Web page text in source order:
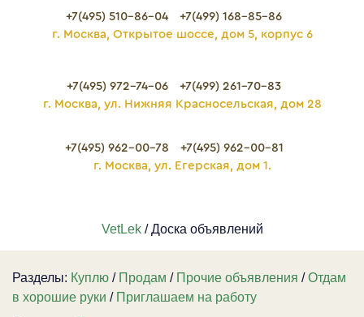
+7(495) 510-86-04
+7(499) 168-85-86
г. Москва, Открытое шоссе, дом 5, корпус 6
+7(495) 972-74-06
+7(499) 261-70-83
г. Москва, ул. Нижняя Красносельская, дом 28
+7(495) 962-00-78
+7(495) 962-00-81
г. Москва, ул. Егерская, дом 1.
VetLek/ Доска объявлений
Разделы: Куплю / Продам / Прочие объявления /Отдам
в хорошие руки / Приглашаем на работу